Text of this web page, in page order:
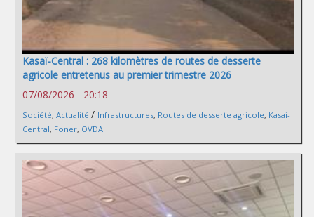
Kasaï-Central : 268 kilomètres de routes de desserte
agricole entretenus au premier trimestre 2026
07/08/2026 - 20:18
Société, Actualité / Infrastructures, Routes de desserte agricole, Kasai-
Central, Foner, OVDA